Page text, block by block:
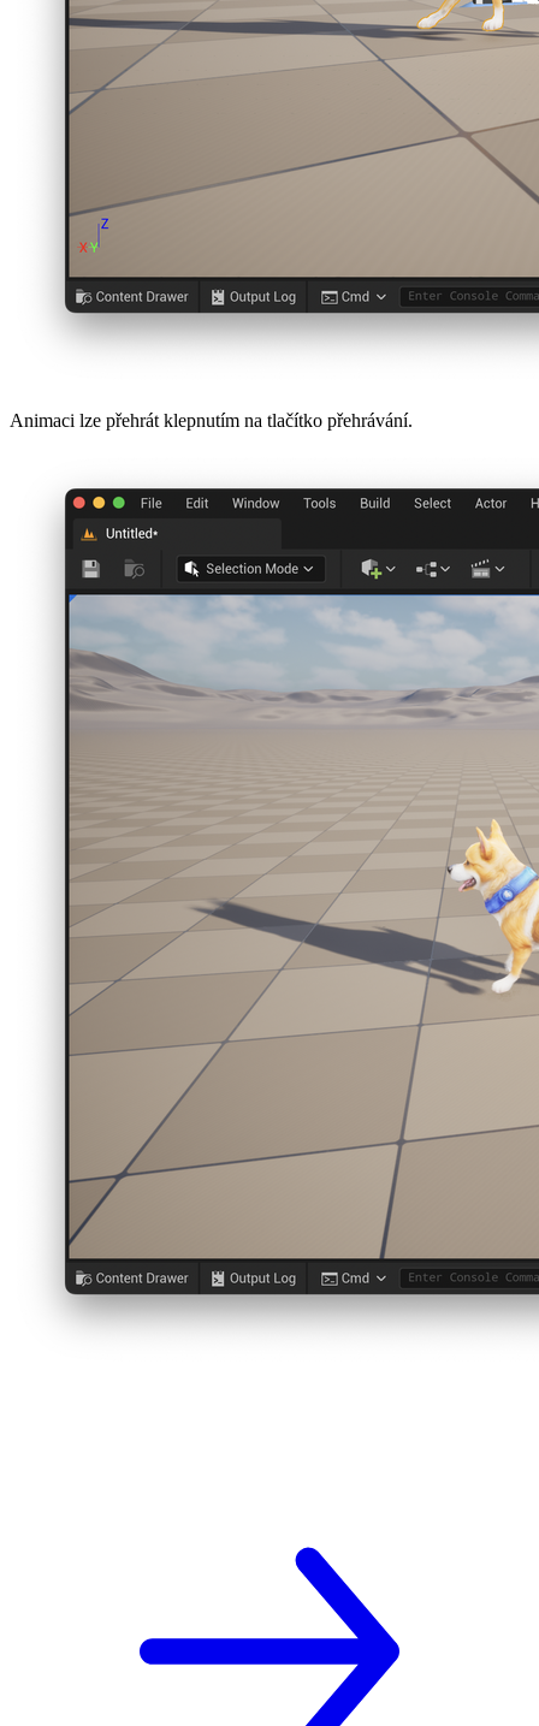
Animaci lze přehrát klepnutím na tlačítko přehrávání.